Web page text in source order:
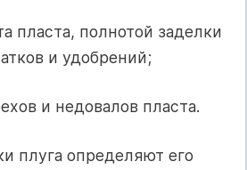
пласта, полнотой заделки
и удобрений;
и недовалов пласта.
плуга определяют его